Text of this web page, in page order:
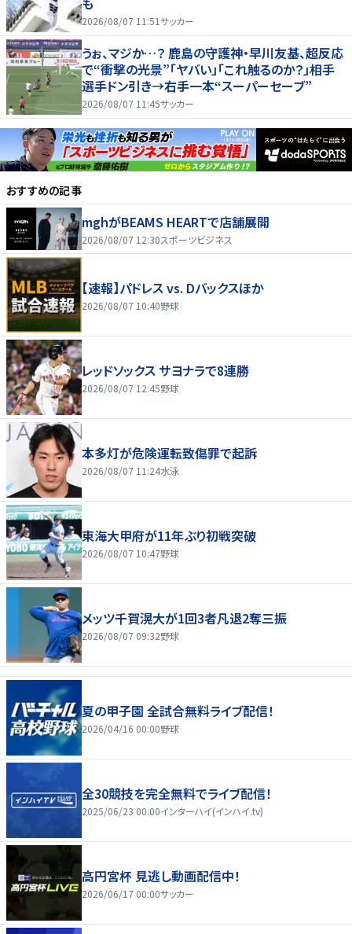
2026/08/07 11:51サッカー
うぉ、マジか…？ 鹿島の守護神・早川友基、超反応
で“衝撃の光景”「ヤバい」「これ触るのか？」相手
選手ドン引き→右手一本“スーパーセーブ”
2026/08/07 11:45サッカー
おすすめの記事
mghがBEAMS HEARTで店舗展開
2026/08/07 12:30スポーツビジネス
【速報】パドレス vs. Dバックスほか
2026/08/07 10:40野球
レッドソックス サヨナラで8連勝
2026/08/07 12:45野球
本多灯が危険運転致傷罪で起訴
2026/08/07 11:24水泳
東海大甲府が11年ぶり初戦突破
2026/08/07 10:47野球
メッツ千賀滉大が1回3者凡退2奪三振
2026/08/07 09:32野球
夏の甲子園 全試合無料ライブ配信！
2026/04/16 00:00野球
全30競技を完全無料でライブ配信！
2025/06/23 00:00インターハイ(インハイ.tv)
高円宮杯 見逃し動画配信中！
2026/06/17 00:00サッカー